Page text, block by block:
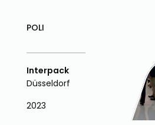
POLI
Interpack
Düsseldorf
2023